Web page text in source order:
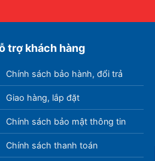
trợ khách hàng
Chính sách bảo hành, đổi trả
Giao hàng, lắp đặt
Chính sách bảo mật thông tin
Chính sách thanh toán